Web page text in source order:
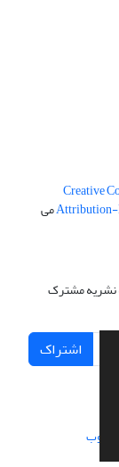
Creative
Attribution-می
نشریه مشترک
اشتراک
سیناوب